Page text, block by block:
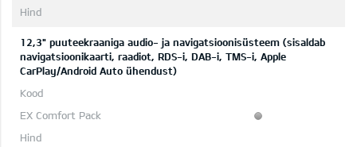
12,3" puuteekraaniga audio- ja navigatsioonisüsteem (sisaldab
navigatsioonikaarti, raadiot, RDS-i, DAB-i, TMS-i, Apple
CarPlay/Android Auto ühendust)